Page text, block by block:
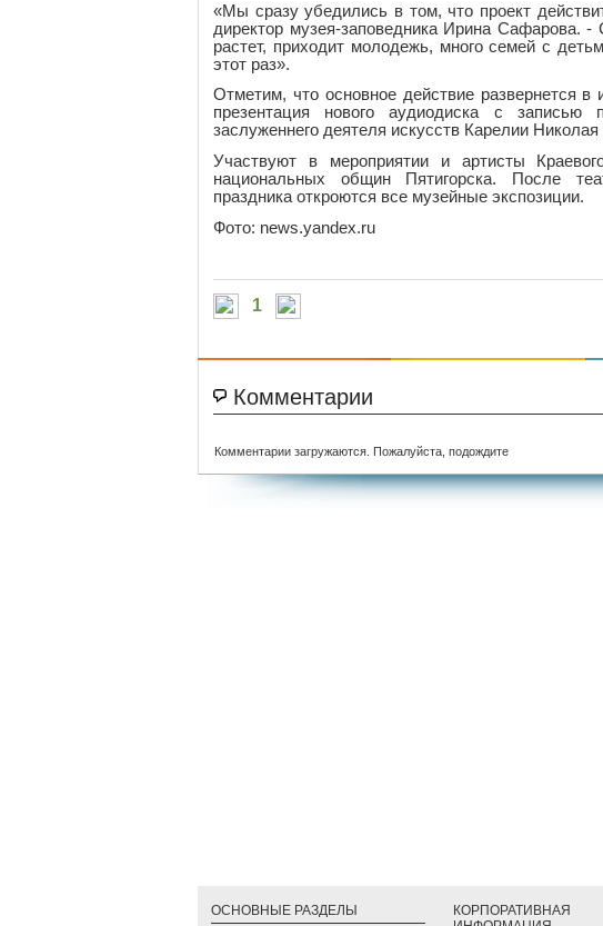
«Мы сразу убедились в том, что проект
директор музея-заповедника Ирина Сафарова.
растет, приходит молодежь, много семей с
этот раз».
Отметим, что основное действие развернется в
презентация нового аудиодиска с
заслуженнего деятеля искусств Карелии
Участвуют в мероприятии и артисты
национальных общин Пятигорска. После
праздника откроются все музейные экспозиции.
Фото: news.yandex.ru
1
Комментарии
Комментарии загружаются. Пожалуйста, подождите
ОСНОВНЫЕ РАЗДЕЛЫ
КОРПОРАТИВНАЯ